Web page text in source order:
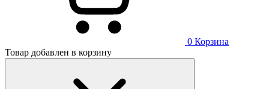
0 Корзина
Товар добавлен в корзину